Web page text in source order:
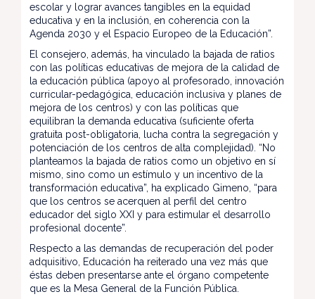
escolar y lograr avances tangibles en la equidad
educativa y en la inclusión, en coherencia con la
Agenda 2030 y el Espacio Europeo de la Educación”.
El consejero, además, ha vinculado la bajada de ratios
con las políticas educativas de mejora de la calidad de
la educación pública (apoyo al profesorado, innovación
curricular-pedagógica, educación inclusiva y planes de
mejora de los centros) y con las políticas que
equilibran la demanda educativa (suficiente oferta
gratuita post-obligatoria, lucha contra la segregación y
potenciación de los centros de alta complejidad). “No
planteamos la bajada de ratios como un objetivo en sí
mismo, sino como un estímulo y un incentivo de la
transformación educativa”, ha explicado Gimeno, “para
que los centros se acerquen al perfil del centro
educador del siglo XXI y para estimular el desarrollo
profesional docente”.
Respecto a las demandas de recuperación del poder
adquisitivo, Educación ha reiterado una vez más que
éstas deben presentarse ante el órgano competente
que es la Mesa General de la Función Pública.